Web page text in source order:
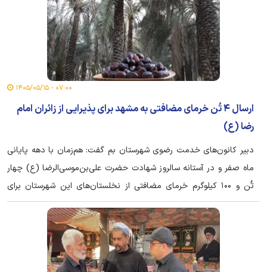
۰۷:۰۰ - ۱۴۰۵/۰۵/۱۵
ارسال ۴ تُن خرمای مضافتی به مشهد برای پذیرایی از زائران امام
رضا (ع)
دبیر کانون‌های خدمت رضوی شهرستان بم گفت: هم‌زمان با دهه پایانی
ماه صفر و در آستانه سالروز شهادت حضرت علی‌بن‌موسی‌الرضا (ع) چهار
تُن و ۱۰۰ کیلوگرم خرمای مضافتی از نخلستان‌های این شهرستان برای
توزیع در چایخانه‌های حرم مطهر رضوی به مشهد مقدس ارسال شد.